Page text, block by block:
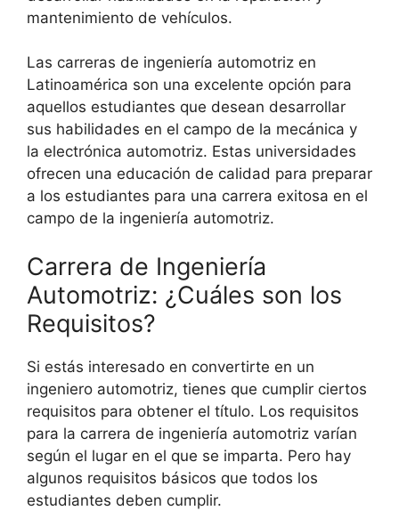
mantenimiento de vehículos.
Las carreras de ingeniería automotriz en
Latinoamérica son una excelente opción para
aquellos estudiantes que desean desarrollar
sus habilidades en el campo de la mecánica y
la electrónica automotriz. Estas universidades
ofrecen una educación de calidad para preparar
a los estudiantes para una carrera exitosa en el
campo de la ingeniería automotriz.
Carrera de Ingeniería
Automotriz: ¿Cuáles son los
Requisitos?
Si estás interesado en convertirte en un
ingeniero automotriz, tienes que cumplir ciertos
requisitos para obtener el título. Los requisitos
para la carrera de ingeniería automotriz varían
según el lugar en el que se imparta. Pero hay
algunos requisitos básicos que todos los
estudiantes deben cumplir.